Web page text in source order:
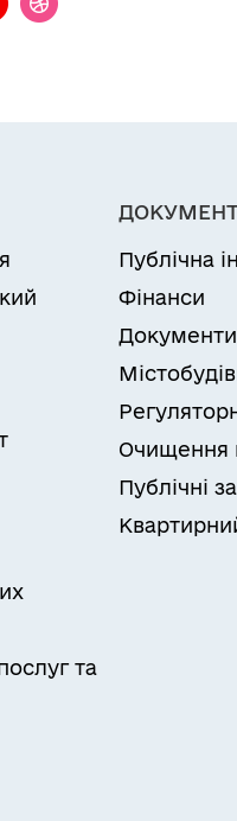
та
Публічна
Фінанси
Очищення
Публічні